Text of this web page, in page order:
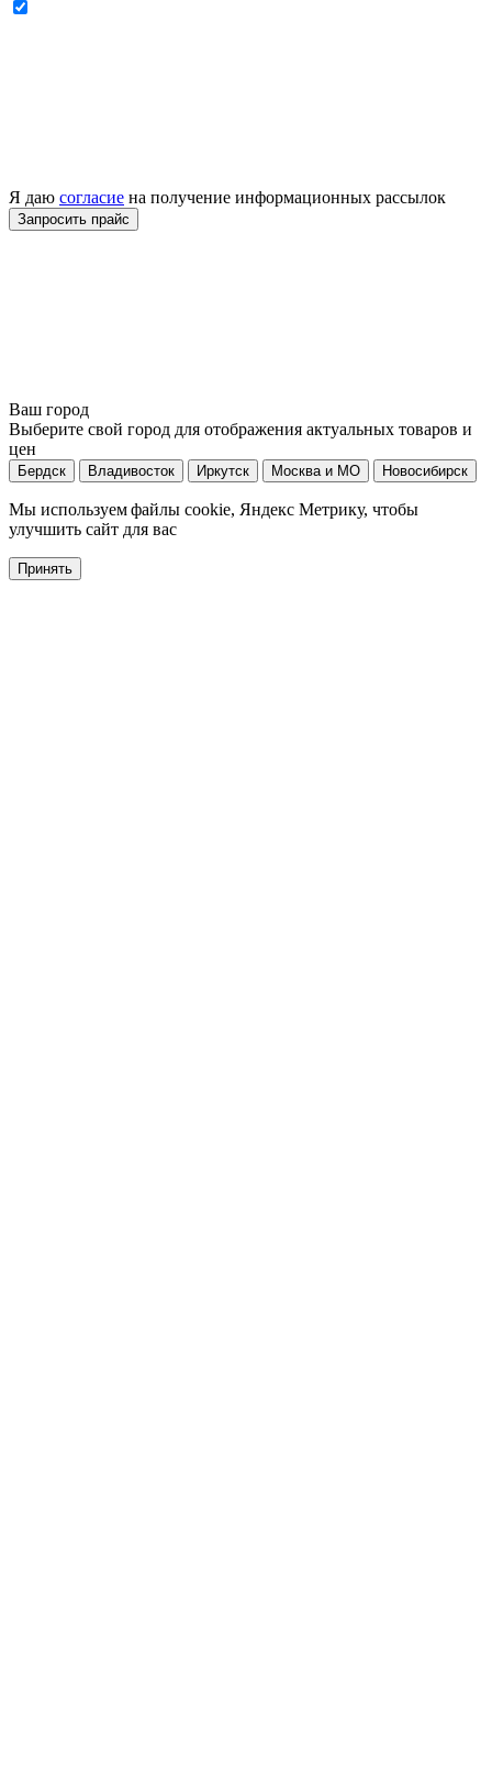
Я даю согласие на получение информационных рассылок
Ваш город
Выберите свой город для отображения актуальных товаров и
цен
Бердск Владивосток Иркутск Москва и МО Новосибирск
Мы используем файлы cookie, Яндекс Метрику, чтобы
улучшить сайт для вас
Принять